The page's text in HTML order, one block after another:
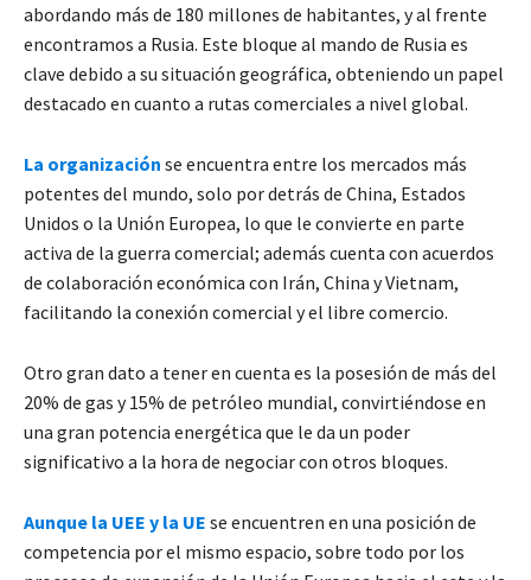
abordando más de 180 millones de habitantes, y al frente
encontramos a Rusia. Este bloque al mando de Rusia es
clave debido a su situación geográfica, obteniendo un papel
destacado en cuanto a rutas comerciales a nivel global.
La organización se encuentra entre los mercados más
potentes del mundo, solo por detrás de China, Estados
Unidos o la Unión Europea, lo que le convierte en parte
activa de la guerra comercial; además cuenta con acuerdos
de colaboración económica con Irán, China y Vietnam,
facilitando la conexión comercial y el libre comercio.
Otro gran dato a tener en cuenta es la posesión de más del
20% de gas y 15% de petróleo mundial, convirtiéndose en
una gran potencia energética que le da un poder
significativo a la hora de negociar con otros bloques.
Aunque la UEE y la UE se encuentren en una posición de
competencia por el mismo espacio, sobre todo por los